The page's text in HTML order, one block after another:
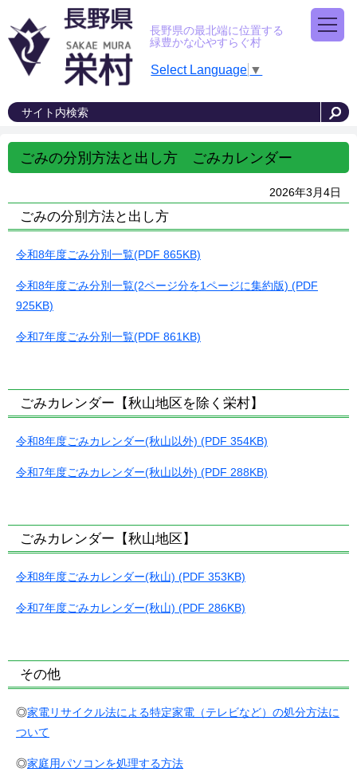
長野県の最北端に位置する
緑豊かな心やすらぐ村
Select Language ▼
ごみの分別方法と出し方 ごみカレンダー
2026年3月4日
ごみの分別方法と出し方
令和8年度ごみ分別一覧(PDF 865KB)
令和8年度ごみ分別一覧(2ページ分を1ページに集約版) (PDF
925KB)
令和7年度ごみ分別一覧(PDF 861KB)
ごみカレンダー【秋山地区を除く栄村】
令和8年度ごみカレンダー(秋山以外) (PDF 354KB)
令和7年度ごみカレンダー(秋山以外) (PDF 288KB)
ごみカレンダー【秋山地区】
令和8年度ごみカレンダー(秋山) (PDF 353KB)
令和7年度ごみカレンダー(秋山) (PDF 286KB)
その他
◎家電リサイクル法による特定家電（テレビなど）の処分方法に
ついて
◎家庭用パソコンを処理する方法